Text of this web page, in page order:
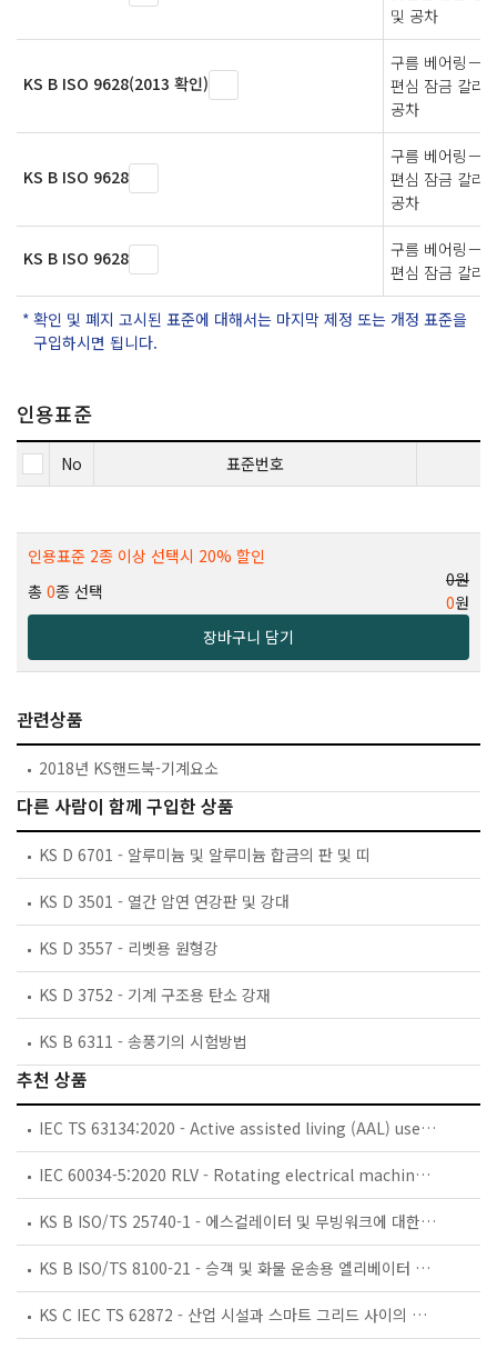
및 공차
KS B ISO 9628(2013 확인)
구름 베어링－
편심 잠금 칼라
공차
KS B ISO 9628
구름 베어링－
편심 잠금 칼라
공차
KS B ISO 9628
구름 베어링－
편심 잠금 칼라
확인 및 폐지 고시된 표준에 대해서는 마지막 제정 또는 개정 표준을
구입하시면 됩니다.
인용표준
No 표준번호
인용표준 2종 이상 선택시 20% 할인
총 0종 선택
0원
0원
장바구니 담기
관련상품
2018년 KS핸드북-기계요소
다른 사람이 함께 구입한 상품
KS D 6701 - 알루미늄 및 알루미늄 합금의 판 및 띠
KS D 3501 - 열간 압연 연강판 및 강대
KS D 3557 - 리벳용 원형강
KS D 3752 - 기계 구조용 탄소 강재
KS B 6311 - 송풍기의 시험방법
추천 상품
IEC TS 63134:2020 - Active assisted living (AAL) use cases
IEC 60034-5:2020 RLV - Rotating electrical machines - Part 5: Degrees of protection provided by the integral design of rotating electrical machines (IP code) - Classification
KS B ISO/TS 25740-1 - 에스컬레이터 및 무빙워크에 대한 안전요건 — 제1부: 세계공통 필수 안전요건(GESRs)
KS B ISO/TS 8100-21 - 승객 및 화물 운송용 엘리베이터 —제21부: 세계공통 필수안전요건(GESRs)을 충족하는 세계공통 안전 파라미터(GSPs)
KS C IEC TS 62872 - 산업 시설과 스마트 그리드 사이의 산업 공정 측정, 제어 및 자동화 시스템 인터페이스